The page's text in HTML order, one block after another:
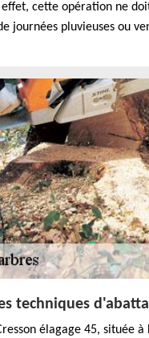
cette opération ne
journées pluvieuses ou
techniques
élagage 45, située